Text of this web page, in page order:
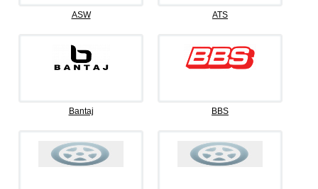
ASW ATS
Bantaj BBS